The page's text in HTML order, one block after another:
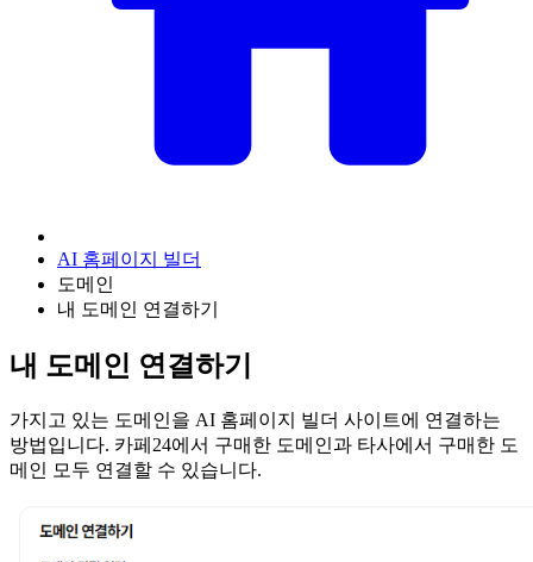
AI 홈페이지 빌더
도메인
내 도메인 연결하기
내 도메인 연결하기
가지고 있는 도메인을 AI 홈페이지 빌더 사이트에 연결하는
방법입니다. 카페24에서 구매한 도메인과 타사에서 구매한 도
메인 모두 연결할 수 있습니다.